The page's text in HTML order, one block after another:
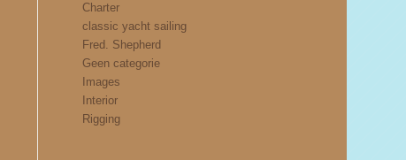
Charter
classic yacht sailing
Fred. Shepherd
Geen categorie
Images
Interior
Rigging